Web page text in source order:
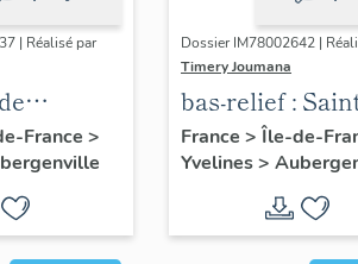
| Réalisé par
France >
Dossier IM78002642 |
Timery Joumana
bas-relief :
Elisabeth de
Hongrie
France > Île-de-
Yvelines>